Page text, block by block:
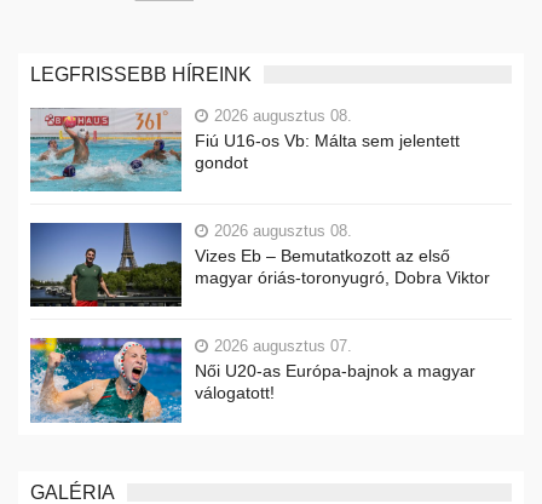
LEGFRISSEBB HÍREINK
2026 augusztus 08.
Fiú U16-os Vb: Málta sem jelentett
gondot
2026 augusztus 08.
Vizes Eb – Bemutatkozott az első
magyar óriás-toronyugró, Dobra Viktor
2026 augusztus 07.
Női U20-as Európa-bajnok a magyar
válogatott!
GALÉRIA